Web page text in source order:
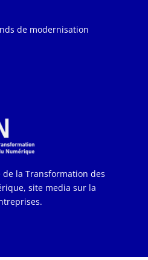
de modernisation
de la Transformation des
site media sur la